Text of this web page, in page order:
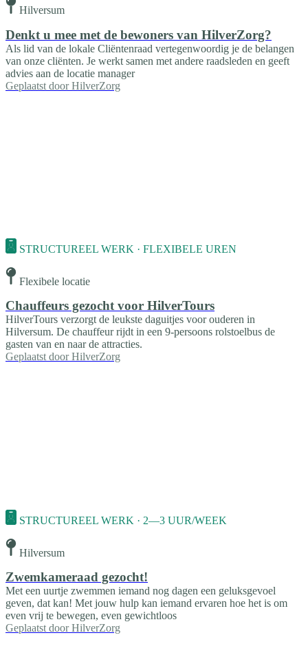
Hilversum
Denkt u mee met de bewoners van HilverZorg?
Als lid van de lokale Cliëntenraad vertegenwoordig je de belangen
van onze cliënten. Je werkt samen met andere raadsleden en geeft
advies aan de locatie manager
Geplaatst door HilverZorg
STRUCTUREEL WERK · FLEXIBELE UREN
Flexibele locatie
Chauffeurs gezocht voor HilverTours
HilverTours verzorgt de leukste daguitjes voor ouderen in
Hilversum. De chauffeur rijdt in een 9-persoons rolstoelbus de
gasten van en naar de attracties.
Geplaatst door HilverZorg
STRUCTUREEL WERK · 2—3 UUR/WEEK
Hilversum
Zwemkameraad gezocht!
Met een uurtje zwemmen iemand nog dagen een geluksgevoel
geven, dat kan! Met jouw hulp kan iemand ervaren hoe het is om
even vrij te bewegen, even gewichtloos
Geplaatst door HilverZorg